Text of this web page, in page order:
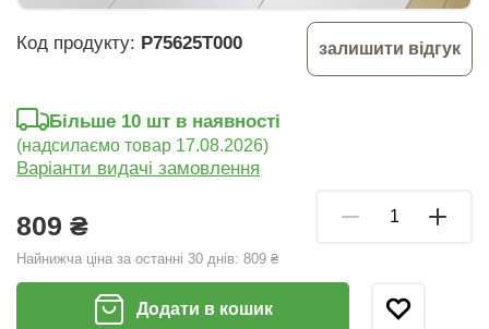
Код продукту: P75625T000 залишити відгук
809 ₴
Найнижча ціна за останні 30 днів: 809 ₴
Більше 10 шт в наявності
(надсилаємо товар 17.08.2026)
Варіанти видачі замовлення
Додати в кошик